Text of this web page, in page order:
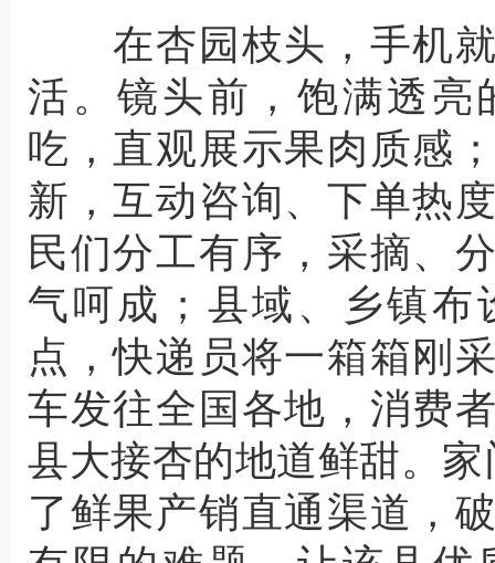
在杏园枝头，手机就
活。镜头前，饱满透亮
吃，直观展示果肉质感
新，互动咨询、下单热
民们分工有序，采摘、
气呵成；县域、乡镇布
点，快递员将一箱箱刚
车发往全国各地，消费
县大接杏的地道鲜甜。家
了鲜果产销直通渠道，